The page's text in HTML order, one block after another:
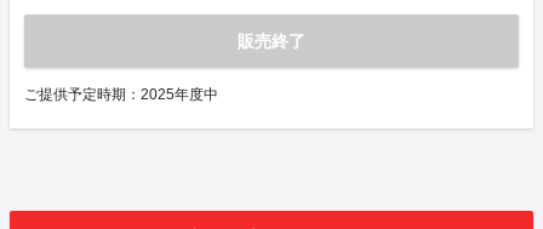
販売終了
ご提供予定時期：2025年度中